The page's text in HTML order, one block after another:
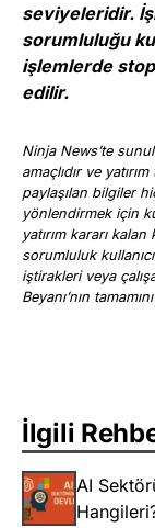
seviyeleridir.
sorumluluğu
işlemlerde
edilir.
Ninja News’te
amaçlıdır ve
paylaşılan bilgiler
yönlendirmek için
yatırım kararı kalan
sorumluluk
iştirakleri veya
Beyanı’nın
İlgili
AI